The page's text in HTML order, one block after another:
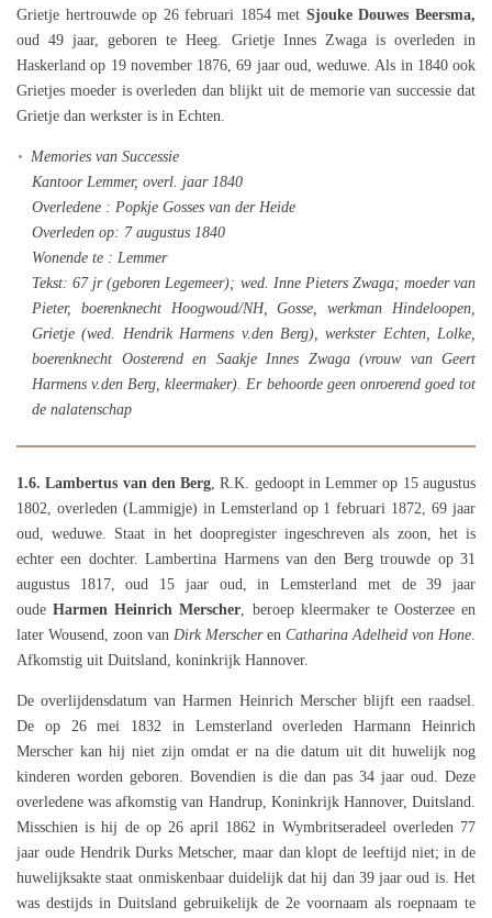
Grietje hertrouwde op 26 februari 1854 met Sjouke Douwes Beersma,
oud 49 jaar, geboren te Heeg. Grietje Innes Zwaga is overleden in
Haskerland op 19 november 1876, 69 jaar oud, weduwe. Als in 1840 ook
Grietjes moeder is overleden dan blijkt uit de memorie van successie dat
Grietje dan werkster is in Echten.
Memories van Successie
Kantoor Lemmer, overl. jaar 1840
Overledene : Popkje Gosses van der Heide
Overleden op: 7 augustus 1840
Wonende te : Lemmer
Tekst: 67 jr (geboren Legemeer); wed. Inne Pieters Zwaga; moeder van
Pieter, boerenknecht Hoogwoud/NH, Gosse, werkman Hindeloopen,
Grietje (wed. Hendrik Harmens v.den Berg), werkster Echten, Lolke,
boerenknecht Oosterend en Saakje Innes Zwaga (vrouw van Geert
Harmens v.den Berg, kleermaker). Er behoorde geen onroerend goed tot
de nalatenschap
1.6. Lambertus van den Berg , R.K. gedoopt in Lemmer op 15 augustus
1802, overleden (Lammigje) in Lemsterland op 1 februari 1872, 69 jaar
oud, weduwe. Staat in het doopregister ingeschreven als zoon, het is
echter een dochter. Lambertina Harmens van den Berg trouwde op 31
augustus 1817, oud 15 jaar oud, in Lemsterland met de 39 jaar
oude Harmen Heinrich Merscher , beroep kleermaker te Oosterzee en
later Wousend, zoon van Dirk Merscheren Catharina Adelheid von Hone
Afkomstig uit Duitsland, koninkrijk Hannover.
De overlijdensdatum van Harmen Heinrich Merscher blijft een raadsel.
De op 26 mei 1832 in Lemsterland overleden Harmann Heinrich
Merscher kan hij niet zijn omdat er na die datum uit dit huwelijk nog
kinderen worden geboren. Bovendien is die dan pas 34 jaar oud. Deze
overledene was afkomstig van Handrup, Koninkrijk Hannover, Duitsland.
Misschien is hij de op 26 april 1862 in Wymbritseradeel overleden 77
jaar oude Hendrik Durks Metscher, maar dan klopt de leeftijd niet; in de
huwelijksakte staat onmiskenbaar duidelijk dat hij dan 39 jaar oud is. Het
was destijds in Duitsland gebruikelijk de 2e voornaam als roepnaam te